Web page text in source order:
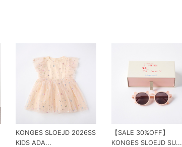
KONGES SLOEJD 2026SS
KIDS ADA...
【SALE 30%OFF】
KONGES SLOEJD SU...